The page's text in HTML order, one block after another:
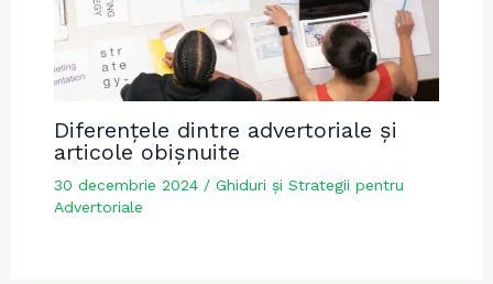
Diferențele dintre advertoriale și
articole obișnuite
30 decembrie 2024 / Ghiduri și Strategii pentru
Advertoriale